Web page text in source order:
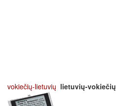
vokiečių-lietuvių lietuvių-vokiečių